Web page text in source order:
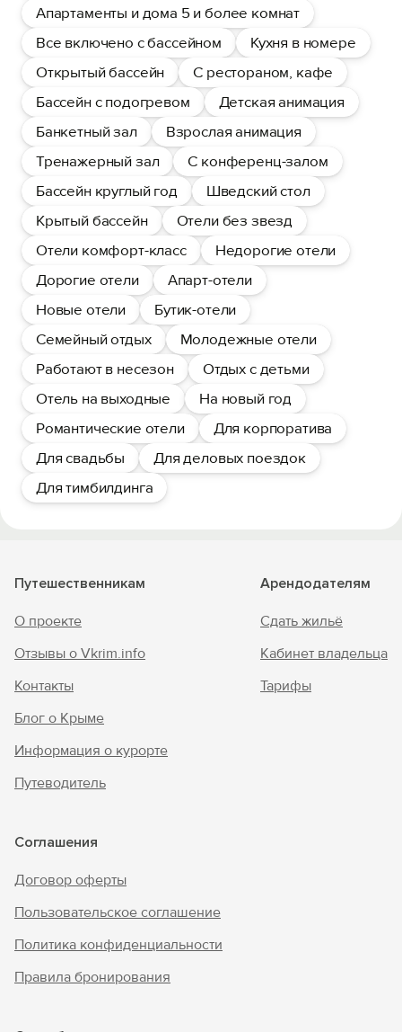
Апартаменты и дома 5 и более комнат
Все включено с бассейном
Кухня в номере
Открытый бассейн
С рестораном, кафе
Бассейн с подогревом
Детская анимация
Банкетный зал
Взрослая анимация
Тренажерный зал
С конференц-залом
Бассейн круглый год
Шведский стол
Крытый бассейн
Отели без звезд
Отели комфорт-класс
Недорогие отели
Дорогие отели
Апарт-отели
Новые отели
Бутик-отели
Семейный отдых
Молодежные отели
Работают в несезон
Отдых с детьми
Отель на выходные
На новый год
Романтические отели
Для корпоратива
Для свадьбы
Для деловых поездок
Для тимбилдинга
Путешественникам
О проекте
Отзывы о Vkrim.info
Контакты
Блог о Крыме
Информация о курорте
Путеводитель
Арендодателям
Сдать жильё
Кабинет владельца
Тарифы
Соглашения
Договор оферты
Пользовательское соглашение
Политика конфиденциальности
Правила бронирования